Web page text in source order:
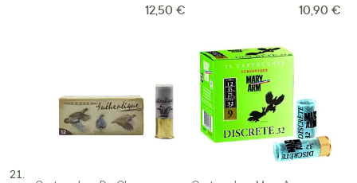
12,50 € 10,90 €